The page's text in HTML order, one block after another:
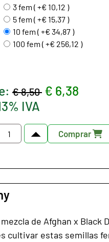
3 fem ( +€ 10,12 )
5 fem ( +€ 15,37 )
10 fem ( +€ 34,87 )
100 fem ( +€ 256,12 )
€ 8,50 € 6,38
IVA
Comprar
de Afghan x
cultivar estas semillas